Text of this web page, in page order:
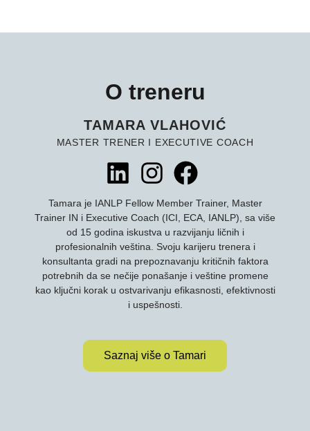
O treneru
TAMARA VLAHOVIĆ
MASTER TRENER I EXECUTIVE COACH
Tamara je IANLP Fellow Member Trainer, Master
Trainer IN i Executive Coach (ICI, ECA, IANLP), sa više
od 15 godina iskustva u razvijanju ličnih i
profesionalnih veština. Svoju karijeru trenera i
konsultanta gradi na prepoznavanju kritičnih faktora
potrebnih da se nečije ponašanje i veštine promene
kao ključni korak u ostvarivanju efikasnosti, efektivnosti
i uspešnosti.
Saznaj više o Tamari